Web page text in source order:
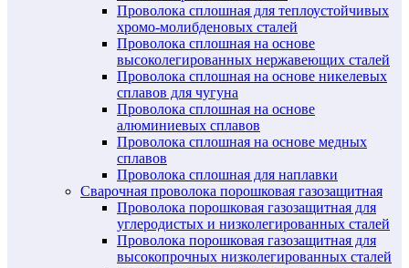
Проволока сплошная для теплоустойчивых
хромо-молибденовых сталей
Проволока сплошная на основе
высоколегированных нержавеющих сталей
Проволока сплошная на основе никелевых
сплавов для чугуна
Проволока сплошная на основе
алюминиевых сплавов
Проволока сплошная на основе медных
сплавов
Проволока сплошная для наплавки
Сварочная проволока порошковая газозащитная
Проволока порошковая газозащитная для
углеродистых и низколегированных сталей
Проволока порошковая газозащитная для
высокопрочных низколегированных сталей